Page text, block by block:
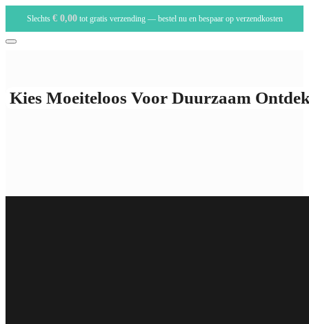
Slechts €0,00tot gratis verzending — bestel nu en bespaar op verzendkosten
Kies Moeiteloos Voor Duurzaam